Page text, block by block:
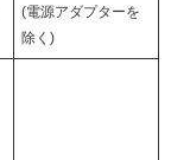
(電源アダプターを
除く)